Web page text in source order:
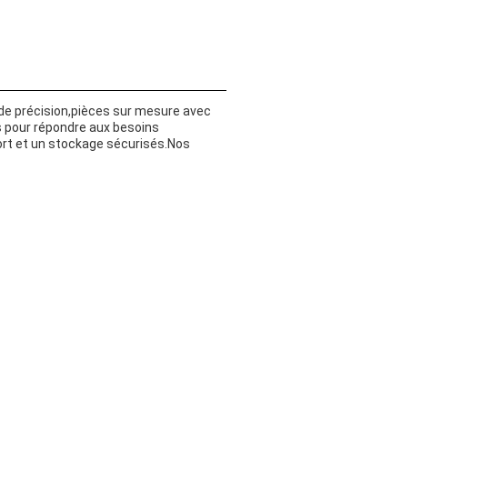
précision,pièces sur mesure avec
répondre aux besoins
et un stockage sécurisés.Nos